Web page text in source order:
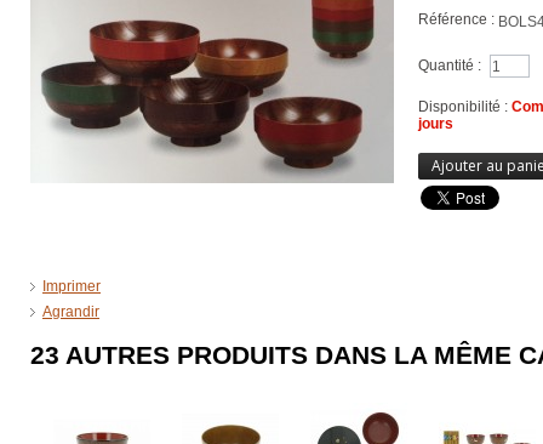
Imprimer
Agrandir
Référence :
Quantité :
Disponibilité :
jours
Ajouter au
23 AUTRES PRODUITS DANS LA MÊME